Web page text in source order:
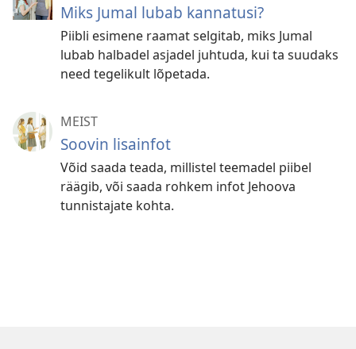
Miks Jumal lubab kannatusi?
Piibli esimene raamat selgitab, miks Jumal
lubab halbadel asjadel juhtuda, kui ta suudaks
need tegelikult lõpetada.
MEIST
Soovin lisainfot
Võid saada teada, millistel teemadel piibel
räägib, või saada rohkem infot Jehoova
tunnistajate kohta.